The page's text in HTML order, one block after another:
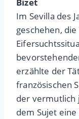
Im Sevilla des
geschehen,
erzählte der
französischen
der vermutlich
dem Sujet